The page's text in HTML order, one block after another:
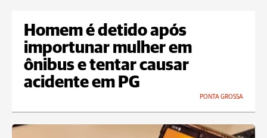
Homem é detido após
importunar mulher em
ônibus e tentar causar
acidente em PG
PONTA GROSSA